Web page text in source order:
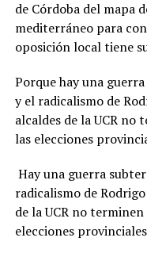
de Córdoba del mapa
mediterráneo para
oposición local tiene
Porque hay una
y el radicalismo de
alcaldes de la UCR
las elecciones
Hay una guerra
radicalismo de
de la UCR no
elecciones